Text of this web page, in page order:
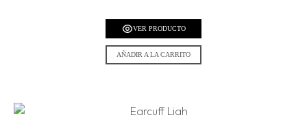
VER PRODUCTO
AÑADIR A LA CARRITO